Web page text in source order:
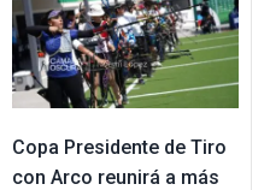
Copa Presidente de Tiro
con Arco reunirá a más